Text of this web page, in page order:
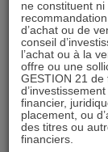
ne constituent ni
d’achat ou de
conseil
l’achat ou à la
offre ou une
GESTION 21
financier,
placement, ou
des titres ou
financiers.